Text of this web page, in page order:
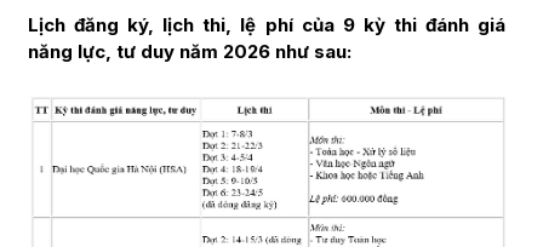
Lịch đăng ký, lịch thi, lệ phí của 9 kỳ thi đánh giá
năng lực, tư duy năm 2026 như sau: